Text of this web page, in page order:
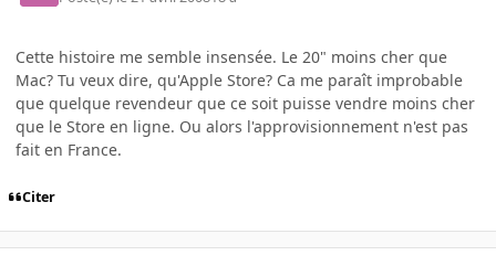
Cette histoire me semble insensée. Le 20" moins cher que
Mac? Tu veux dire, qu'Apple Store? Ca me paraît improbable
que quelque revendeur que ce soit puisse vendre moins cher
que le Store en ligne. Ou alors l'approvisionnement n'est pas
fait en France.
Citer